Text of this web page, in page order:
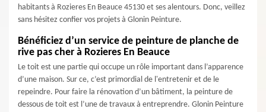
habitants à Rozieres En Beauce 45130 et ses alentours. Donc, veillez
sans hésitez confier vos projets à Glonin Peinture.
Bénéficiez d’un service de peinture de planche de
rive pas cher à Rozieres En Beauce
Le toit est une partie qui occupe un rôle important dans l’apparence
d’une maison. Sur ce, c’est primordial de l'entretenir et de le
repeindre. Pour faire la rénovation d’un bâtiment, la peinture de
dessous de toit est l’une de travaux à entreprendre. Glonin Peinture